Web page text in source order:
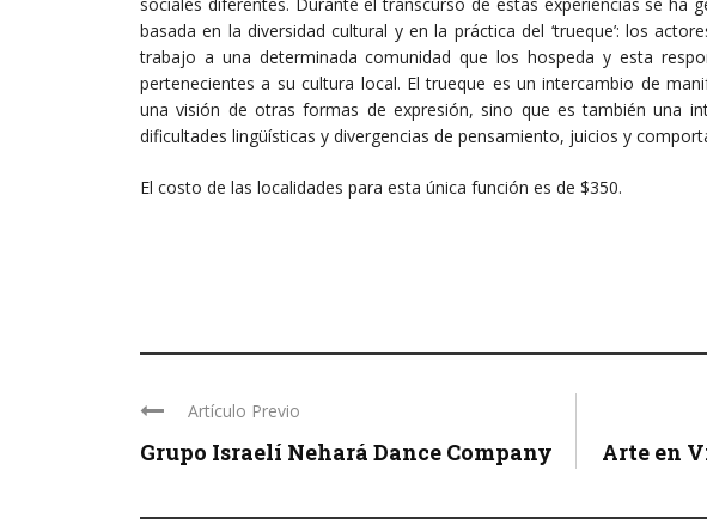
sociales diferentes. Durante el transcurso de estas experiencias se ha
basada en la diversidad cultural y en la práctica del ‘trueque’: los
trabajo a una determinada comunidad que los hospeda y esta
pertenecientes a su cultura local. El trueque es un intercambio de
una visión de otras formas de expresión, sino que es también una
dificultades lingüísticas y divergencias de pensamiento, juicios y
El costo de las localidades para esta única función es de $350.
Artículo Previo
Grupo Israelí Nehará Dance Company Arte en